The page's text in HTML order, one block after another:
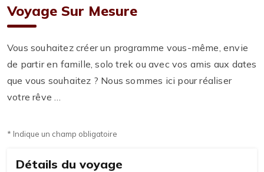
Voyage Sur Mesure
Vous souhaitez créer un programme vous-même, envie
de partir en famille, solo trek ou avec vos amis aux dates
que vous souhaitez ? Nous sommes ici pour réaliser
votre rêve …
* Indique un champ obligatoire
Détails du voyage